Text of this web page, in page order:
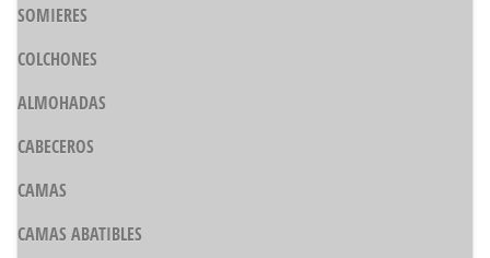
SOMIERES
COLCHONES
ALMOHADAS
CABECEROS
CAMAS
CAMAS ABATIBLES